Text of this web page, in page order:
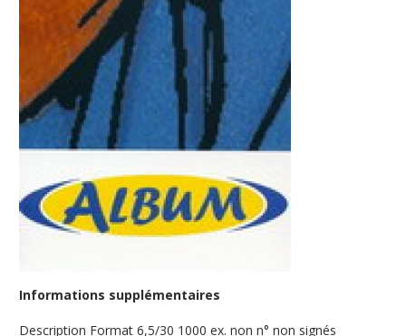
Informations supplémentaires
Description Format 6,5/30 1000 ex. non n° non signés